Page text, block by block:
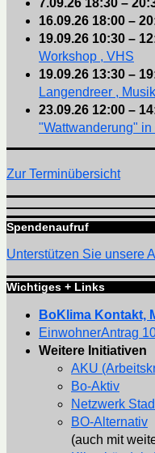
7.09.26 18:30 –
16.09.26 18:00 –
19.09.26 10:30 –
Workshop , VHS
19.09.26 13:30 –
Langendreer ,
23.09.26 12:00 –
"Wattwanderung" in
Zur Terminübersicht
Spendenaufruf
Unterstützen Sie unsere
Wichtiges + Links
BoKlima Kontakt,
EinwohnerAntrag
Weitere Initiativen
AKU
Bo-Aktiv
Netzwerk
BO-Alternativ
(auch mit